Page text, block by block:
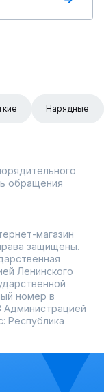
Нарядные
обращения
магазин
защищены.
Ленинского
номер в
Администрацией
Республика